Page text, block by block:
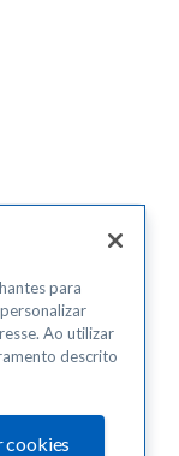
para
Ao utilizar
descrito
cookies